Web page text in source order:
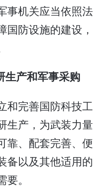
事机关应当依照法
国防设施的建设，
产和军事采购
完善国防科技工
生产，为武装力量
靠、配套完善、便
备以及其他适用的
。